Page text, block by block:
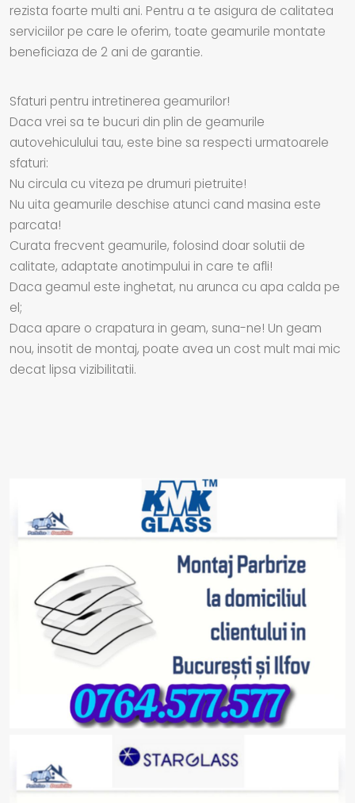
rezista foarte multi ani. Pentru a te asigura de calitatea
serviciilor pe care le oferim, toate geamurile montate
beneficiaza de 2 ani de garantie.
Sfaturi pentru intretinerea geamurilor!
Daca vrei sa te bucuri din plin de geamurile
autovehiculului tau, este bine sa respecti urmatoarele
sfaturi:
Nu circula cu viteza pe drumuri pietruite!
Nu uita geamurile deschise atunci cand masina este
parcata!
Curata frecvent geamurile, folosind doar solutii de
calitate, adaptate anotimpului in care te afli!
Daca geamul este inghetat, nu arunca cu apa calda pe
el;
Daca apare o crapatura in geam, suna-ne! Un geam
nou, insotit de montaj, poate avea un cost mult mai mic
decat lipsa vizibilitatii.